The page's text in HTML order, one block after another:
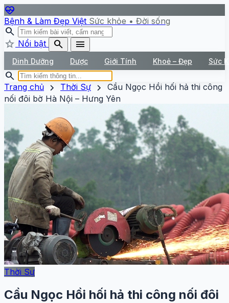
ecg_heart
Bệnh & Làm Đẹp Việt Sức khỏe • Đời sống
search
star Nổi bật search menu
Dinh Dưỡng Dược Giới Tính Khoẻ – Đẹp Sức
search
Trang chủ chevron_right Thời Sự chevron_right
Cầu Ngọc Hồi hối hả thi công
nối đôi bờ Hà Nội – Hưng Yên
Thời Sự
Cầu Ngọc Hồi hối hả thi công nối đôi